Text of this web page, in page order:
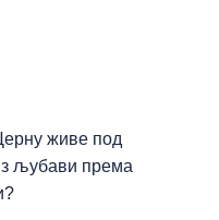
живе под
љубави према